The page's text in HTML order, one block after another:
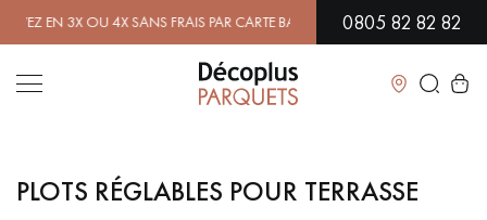
3X OU 4X SANS FRAIS PAR CARTE BANCAIRE.EN SAVOIR PLUS|
0805 82 82 82
Fermer
LES RECHERCHES LES PLUS COURANTES
PLOTS RÉGLABLES POUR TERRASSE